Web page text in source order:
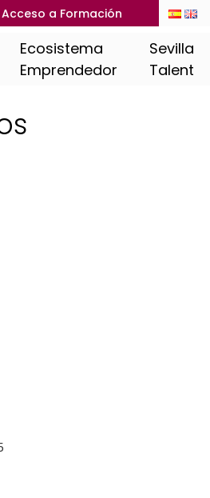
Acceso a Formación
Ecosistema
Emprendedor
Sevilla
Talent